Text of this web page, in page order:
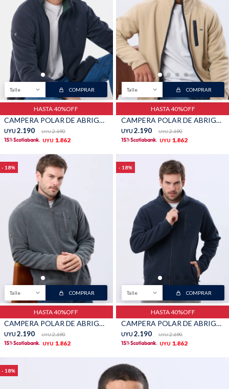
Talle COMPRAR
HASTA 40%OFF
CAMPERA POLAR DE ABRIGO - Azul
UYU 2.190 UYU 2.690
UYU 1.862
Talle COMPRAR
HASTA 40%OFF
CAMPERA POLAR DE ABRIGO - Beige
UYU 2.190 UYU 2.690
UYU 1.862
18
Talle COMPRAR
HASTA 40%OFF
CAMPERA POLAR DE ABRIGO - Gris
UYU 2.190 UYU 2.690
UYU 1.862
18
Talle COMPRAR
HASTA 40%OFF
CAMPERA POLAR DE ABRIGO - Marino
UYU 2.190 UYU 2.690
UYU 1.862
18
Trajes
Sacos Calzado
Bolsos y valijas Accesorios
TALLES GRANDES Uniformes empresariales
Quiero ser parte Canjear mis puntos